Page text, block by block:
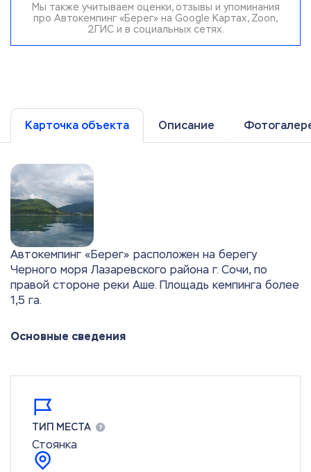
Мы также учитываем оценки, отзывы и упоминания
про Автокемпинг «Берег» на Google Картах, Zoon,
2ГИС и в социальных сетях.
Карточка объекта Описание
Автокемпинг «Берег» расположен на берегу
Черного моря Лазаревского района г. Сочи, по
правой стороне реки Аше. Площадь кемпинга более
1,5 га.
Основные сведения
ТИП МЕСТА
Стоянка